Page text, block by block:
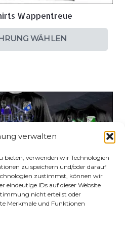
verwalten
bieten, verwenden wir Technologien
zu speichern und/oder darauf
zustimmst, können wir
eindeutige IDs auf dieser Website
nicht erteilst oder
Merkmale und Funktionen
Wappentreue
WÄHLEN